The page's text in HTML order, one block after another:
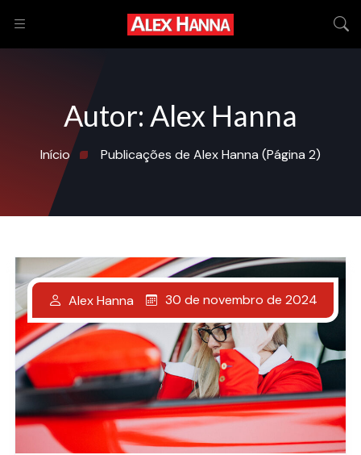
Autor: Alex Hanna
Início Publicações de Alex Hanna (Página 2)
Alex Hanna 30 de novembro de 2024